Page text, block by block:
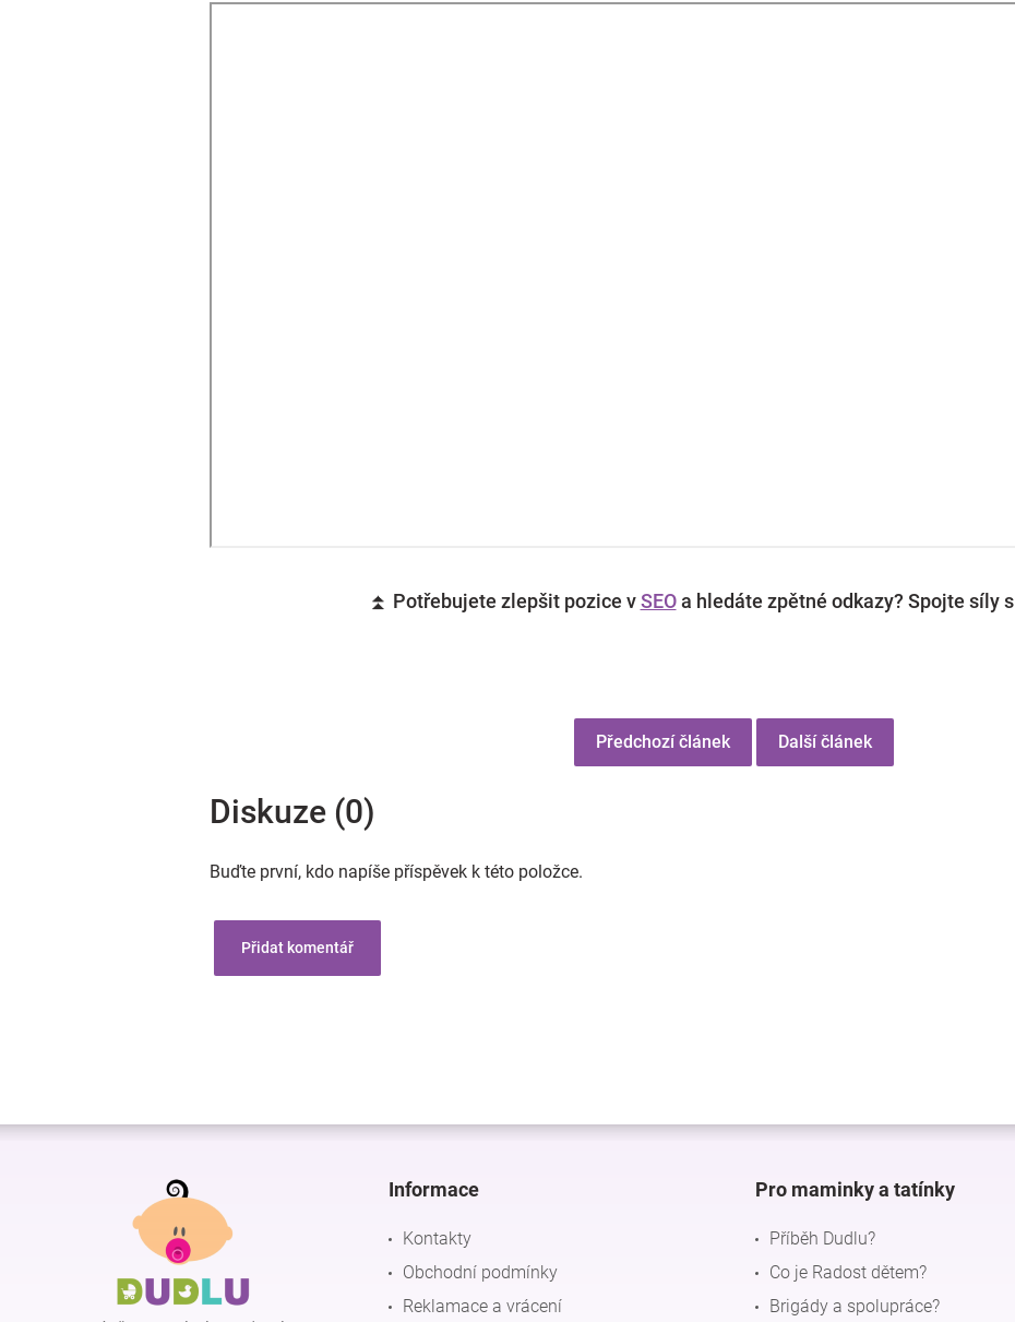
⏫ Potřebujete zlepšit pozice vSEOa hledáte zpětné odkazy? Spojte síly s
Předchozí článek Další článek
Diskuze (0)
Buďte první, kdo napíše příspěvek k této položce.
Přidat komentář
Z
Informace
Kontakty
Obchodní podmínky
Reklamace a vrácení
Pro maminky a tatínky
Příběh Dudlu?
Co je Radost dětem?
Brigády a spolupráce?